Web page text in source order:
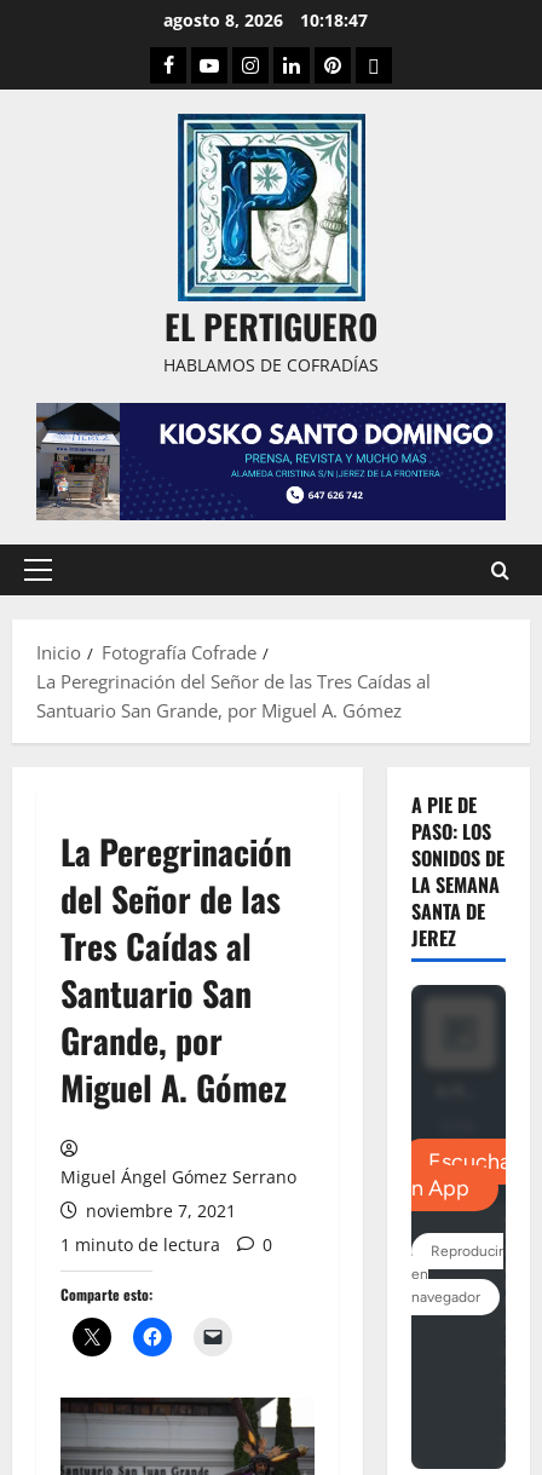
agosto 8, 2026 10:18:48
Facebook
YoutubeInstagram
LinkedPinterestDribbble
EL PERTIGUERO
HABLAMOS DE COFRADÍAS
Menú
Inicio
Fotografía Cofrade
La Peregrinación del Señor de las Tres Caídas al
Santuario San Grande, por Miguel A. Gómez
La Peregrinación
del Señor de las
Tres Caídas al
Santuario San
Grande, por
Miguel A. Gómez
Miguel Ángel Gómez Serrano
noviembre 7, 2021
1 minuto de lectura
0
Comparte esto:
A PIE DE
PASO: LOS
SONIDOS DE
LA SEMANA
SANTA DE
JEREZ